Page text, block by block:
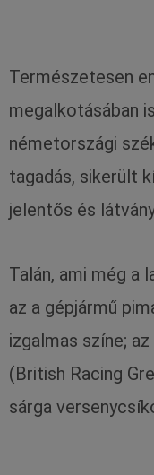
Természetesen
megalkotásában
németországi
tagadás, sikerült
jelentős és
Talán, ami még a
az a gépjármű
izgalmas színe;
(British Racing
sárga